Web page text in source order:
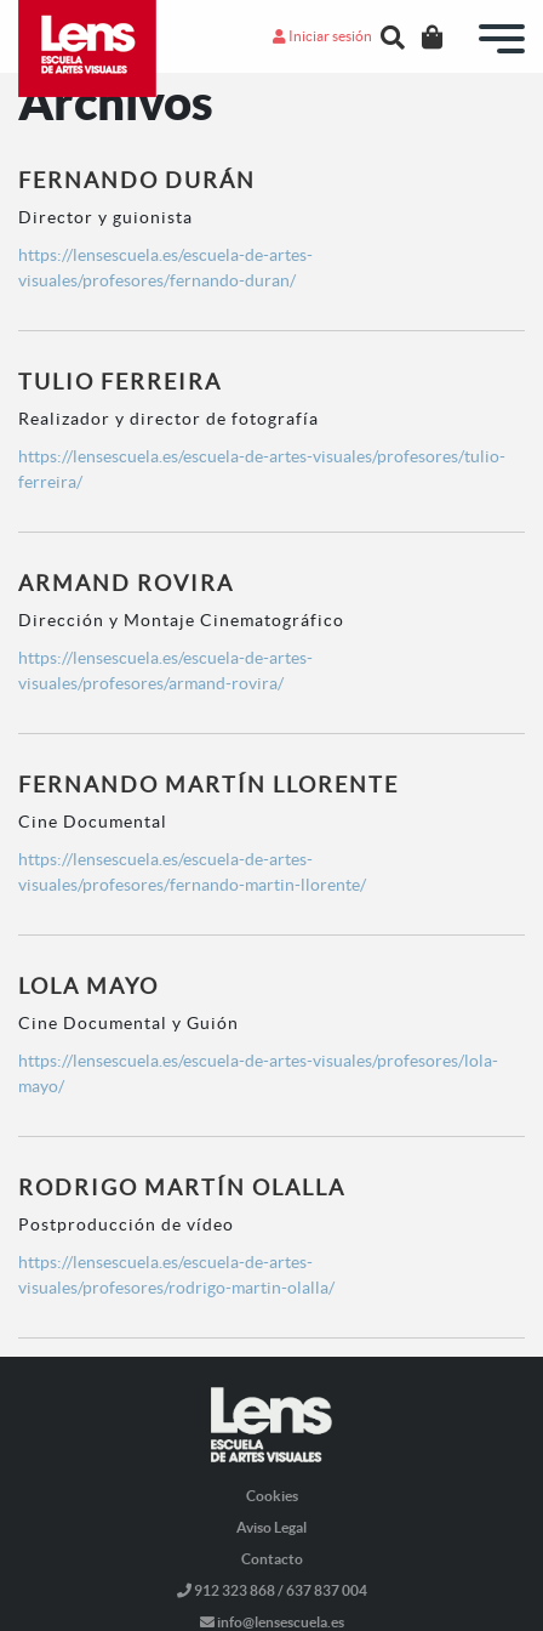
Iniciar sesión
Archivos
FERNANDO DURÁN
Director y guionista
https://lensescuela.es/escuela-de-artes-
visuales/profesores/fernando-duran/
TULIO FERREIRA
Realizador y director de fotografía
https://lensescuela.es/escuela-de-artes-visuales/profesores/tulio-
ferreira/
ARMAND ROVIRA
Dirección y Montaje Cinematográfico
https://lensescuela.es/escuela-de-artes-
visuales/profesores/armand-rovira/
FERNANDO MARTÍN LLORENTE
Cine Documental
https://lensescuela.es/escuela-de-artes-
visuales/profesores/fernando-martin-llorente/
LOLA MAYO
Cine Documental y Guión
https://lensescuela.es/escuela-de-artes-visuales/profesores/lola-
mayo/
RODRIGO MARTÍN OLALLA
Postproducción de vídeo
https://lensescuela.es/escuela-de-artes-
visuales/profesores/rodrigo-martin-olalla/
Cookies
Aviso Legal
Contacto
912 323 868 / 637 837 004
info@lensescuela.es